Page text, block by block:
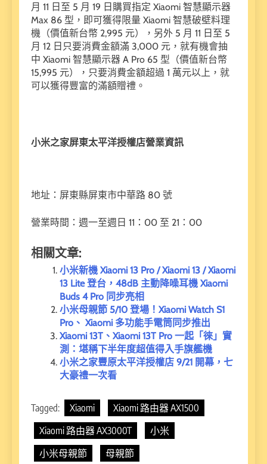
月 11 日至 5 月 19 日購買指定 Xiaomi 智慧顯示器
Max 86 型，即可獲得限量 Xiaomi 智慧破壁料理
機（價值新台幣 2,995 元），另外 5 月 11 日至 5
月 12 日只要消費金額滿 3,000 元，就有機會抽
中 Xiaomi 智慧顯示器 A Pro 65 型（價值新台幣
15,995 元），只要消費金額超過 1 萬元以上，就
可以獲得豐富的滿額贈禮。
小米之家屏東太平洋授權店營業資訊
地址：屏東縣屏東市中華路 80 號
營業時間：週一至週日 11：00 至 21：00
相關文章:
小米新機 Xiaomi 13 Pro / Xiaomi 13 / Xiaomi
13 Lite 登台，48dB 主動降噪耳機 Xiaomi
Buds 4 Pro 同步亮相
小米母親節 5/10 登場！Xiaomi Watch S1
Pro、 Xiaomi 多功能手電筒同步推出
Xiaomi 13T、Xiaomi 13T Pro 一起「徠」實
測：堪稱下半年度超值得入手旗艦機
小米之家豐原太平洋授權店 9/21 開幕，七
大豪禮一次看
Tagged: Xiaomi
Xiaomi 路由器 AX1500
Xiaomi 路由器 AX3000T
小米
小米母親節
母親節